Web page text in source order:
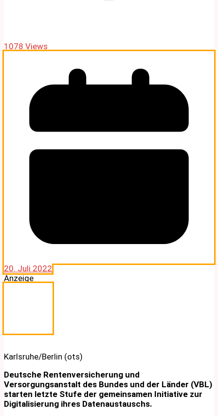
1078 Views
20. Juli 2022
Anzeige
Karlsruhe/Berlin (ots)
Deutsche Rentenversicherung und
Versorgungsanstalt des Bundes und der Länder (VBL)
starten letzte Stufe der gemeinsamen Initiative zur
Digitalisierung ihres Datenaustauschs.